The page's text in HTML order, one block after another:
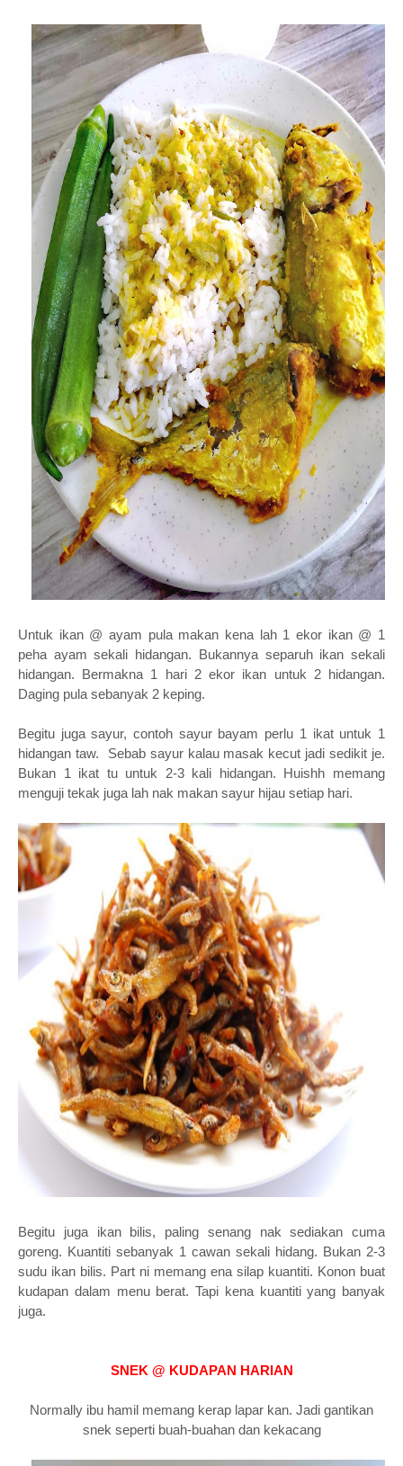
Untuk ikan @ ayam pula makan kena lah 1 ekor ikan @ 1
peha ayam sekali hidangan. Bukannya separuh ikan sekali
hidangan. Bermakna 1 hari 2 ekor ikan untuk 2 hidangan.
Daging pula sebanyak 2 keping.
Begitu juga sayur, contoh sayur bayam perlu 1 ikat untuk 1
hidangan taw. Sebab sayur kalau masak kecut jadi sedikit je.
Bukan 1 ikat tu untuk 2-3 kali hidangan. Huishh memang
menguji tekak juga lah nak makan sayur hijau setiap hari.
Begitu juga ikan bilis, paling senang nak sediakan cuma
goreng. Kuantiti sebanyak 1 cawan sekali hidang. Bukan 2-3
sudu ikan bilis. Part ni memang ena silap kuantiti. Konon buat
kudapan dalam menu berat. Tapi kena kuantiti yang banyak
juga.
SNEK @ KUDAPAN HARIAN
Normally ibu hamil memang kerap lapar kan. Jadi gantikan
snek seperti buah-buahan dan kekacang